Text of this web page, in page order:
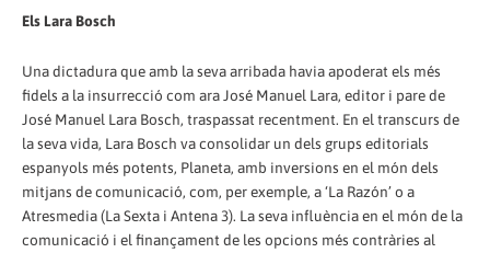
Els Lara Bosch
Una dictadura que amb la seva arribada havia apoderat els més
fidels a la insurrecció com ara José Manuel Lara, editor i pare de
José Manuel Lara Bosch, traspassat recentment. En el transcurs de
la seva vida, Lara Bosch va consolidar un dels grups editorials
espanyols més potents, Planeta, amb inversions en el món dels
mitjans de comunicació, com, per exemple, a ‘La Razón’ o a
Atresmedia (La Sexta i Antena 3). La seva influència en el món de la
comunicació i el finançament de les opcions més contràries al